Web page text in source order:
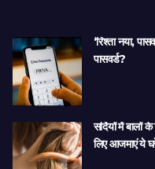
‘रिश्ता नया,
पासवर्ड?
सर्दियों में
लिए आजमाएं ये